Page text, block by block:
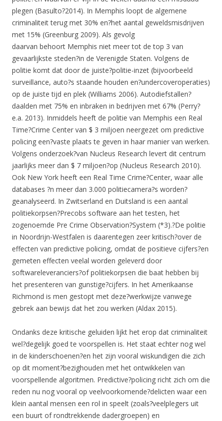
plegen (Basulto?2014). In Memphis loopt de algemene
criminaliteit terug met 30% en?het aantal geweldsmisdrijven
met 15% (Greenburg 2009). Als gevolg
daarvan behoort Memphis niet meer tot de top 3 van
gevaarlijkste steden?in de Verenigde Staten. Volgens de
politie komt dat door de juiste?politie-inzet (bijvoorbeeld
surveillance, auto?s staande houden en?undercoveroperaties)
op de juiste tijd en plek (Williams 2006). Autodiefstallen?
daalden met 75% en inbraken in bedrijven met 67% (Perry?
e.a. 2013). Inmiddels heeft de politie van Memphis een Real
Time?Crime Center van $ 3 miljoen neergezet om predictive
policing een?vaste plaats te geven in haar manier van werken.
Volgens onderzoek?van Nucleus Research levert dit centrum
jaarlijks meer dan $ 7 miljoen?op (Nucleus Research 2010).
Ook New York heeft een Real Time Crime?Center, waar alle
databases ?n meer dan 3.000 politiecamera?s worden?
geanalyseerd. In Zwitserland en Duitsland is een aantal
politiekorpsen?Precobs software aan het testen, het
zogenoemde Pre Crime Observation?System (*3).?De politie
in Noordrijn-Westfalen is daarentegen zeer kritisch?over de
effecten van predictive policing, omdat de positieve cijfers?en
gemeten effecten veelal worden geleverd door
softwareleveranciers?of politiekorpsen die baat hebben bij
het presenteren van gunstige?cijfers. In het Amerikaanse
Richmond is men gestopt met deze?werkwijze vanwege
gebrek aan bewijs dat het zou werken (Aldax 2015).
Ondanks deze kritische geluiden lijkt het erop dat criminaliteit
wel?degelijk goed te voorspellen is. Het staat echter nog wel
in de kinderschoenen?en het zijn vooral wiskundigen die zich
op dit moment?bezighouden met het ontwikkelen van
voorspellende algoritmen. Predictive?policing richt zich om die
reden nu nog vooral op veelvoorkomende?delicten waar een
klein aantal mensen een rol in speelt (zoals?veelplegers uit
een buurt of rondtrekkende dadergroepen) en